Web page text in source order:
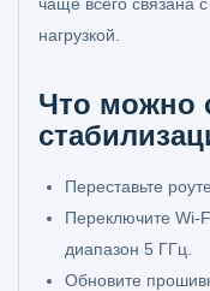
нагрузкой.
Что можно
Переставьте
Переключите
диапазон 5 ГГц.
Обновите